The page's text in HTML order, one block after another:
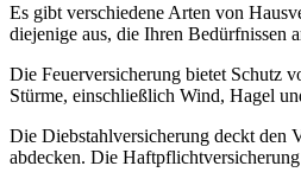
Es gibt verschiedene Arten von
diejenige aus, die Ihren Bedürfnissen
Die Feuerversicherung bietet Schutz
Stürme, einschließlich Wind, Hagel
Die Diebstahlversicherung deckt den
abdecken. Die